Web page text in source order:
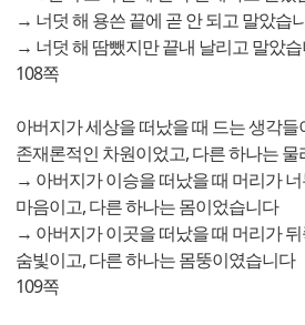
→ 너덧 해 용쓴 끝에 곧 안 되고 말았습
→ 너덧 해 땀뺐지만 끝내 날리고 말았
108쪽
아버지가 세상을 떠났을 때 드는 생각
존재론적인 차원이었고, 다른 하나는
→ 아버지가 이승을 떠났을 때 머리가
마음이고, 다른 하나는 몸이었습니다
→ 아버지가 이곳을 떠났을 때 머리가
숨빛이고, 다른 하나는 몸뚱이였습니다
109쪽